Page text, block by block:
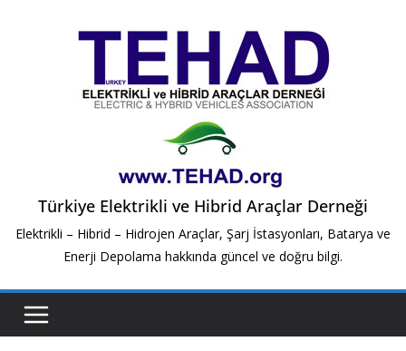
Türkiye Elektrikli ve Hibrid Araçlar Derneği
Elektrikli – Hibrid – Hidrojen Araçlar, Şarj İstasyonları, Batarya ve
Enerji Depolama hakkında güncel ve doğru bilgi.